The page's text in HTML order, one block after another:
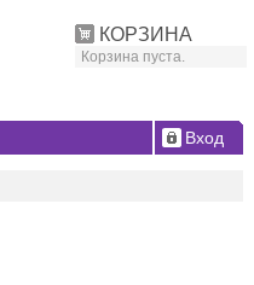
КОРЗИНА
Корзина пуста.
Вход